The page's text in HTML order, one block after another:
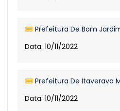
Prefeitura De Bom
Data: 10/11/2022
Prefeitura De Itaverava
Data: 10/11/2022